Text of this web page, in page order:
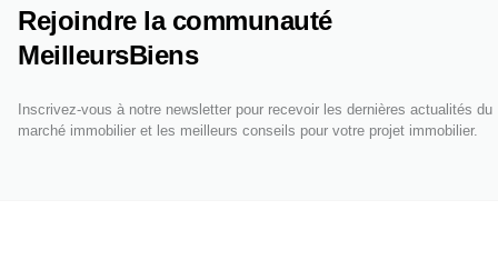
Rejoindre la communauté
MeilleursBiens
Inscrivez-vous à notre newsletter pour recevoir les dernières actualités du
marché immobilier et les meilleurs conseils pour votre projet immobilier.